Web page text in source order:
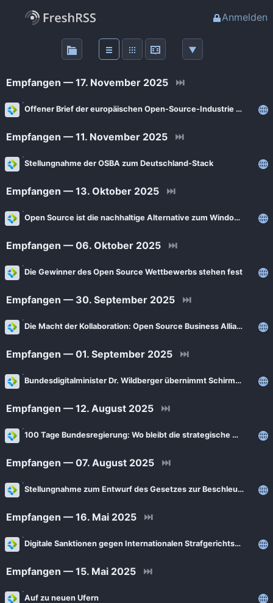
Anmelden
Haupt-Feeds
Wichtige Feeds
Favoriten (0)
Meine Labels
Blogs
AdminForge
BITblokes
CANOX.NET
Do-FOSS
Got tty
ITrig
Koflers Blog
Linux Guides
Soeren-Hentzschel.at
VNotes
ComputerBase
FSFE News
Heise Open Source
Linux-Magazin
LinuxCommunity
MichlFranken
OSB Alliance
Pro-Linux News
Empfangen — 17. November 2025 ⏭
Offener Brief der europäischen Open-Source-Industrie zum EU-Digitalgipfel
Empfangen — 11. November 2025 ⏭
Stellungnahme der OSBA zum Deutschland-Stack
Empfangen — 13. Oktober 2025 ⏭
Open Source ist die nachhaltige Alternative zum Windows-11-Update
Empfangen — 06. Oktober 2025 ⏭
Die Gewinner des Open Source Wettbewerbs stehen fest
Empfangen — 30. September 2025 ⏭
Die Macht der Kollaboration: Open Source Business Alliance verleiht erste Sovereign Cloud Stack-Zertifikate an Cloud-Unternehmen
Empfangen — 01. September 2025 ⏭
Bundesdigitalminister Dr. Wildberger übernimmt Schirmherrschaft für den Open Source Wettbewerb
Empfangen — 12. August 2025 ⏭
100 Tage Bundesregierung: Wo bleibt die strategische Ausrichtung auf Open Source Software?
Empfangen — 07. August 2025 ⏭
Stellungnahme zum Entwurf des Gesetzes zur Beschleunigung der Vergabe öffentlicher Aufträge
Empfangen — 16. Mai 2025 ⏭
Digitale Sanktionen gegen Internationalen Strafgerichtshof müssen ein Weckruf für deutsche Behörden sein
Empfangen — 15. Mai 2025 ⏭
Auf zu neuen Ufern